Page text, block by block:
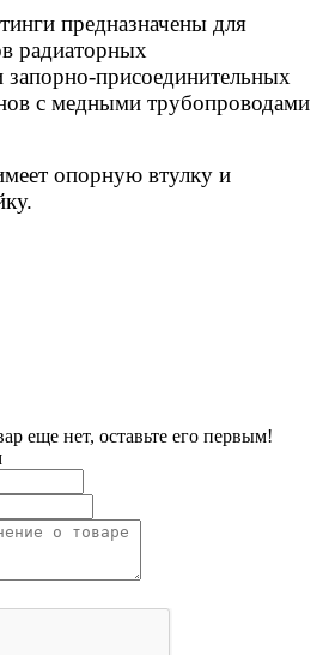
предназначены для
радиаторных
запорно-присоединительных
с медными трубопроводами
опорную втулку и
еще нет, оставьте его первым!